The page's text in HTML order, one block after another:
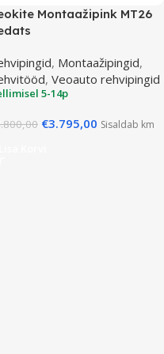
Montaažipink MT26
, Montaažipingid,
, Veoauto rehvipingid
5-14p
€3.795,00 Sisaldab km